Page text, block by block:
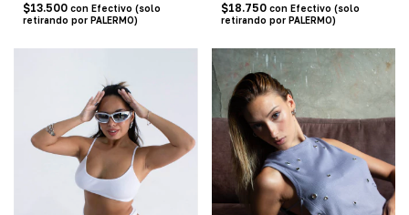
$13.500 con Efectivo (solo
retirando por PALERMO)
$18.750 con Efectivo (solo
retirando por PALERMO)